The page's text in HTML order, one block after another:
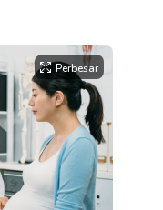
Perbesar